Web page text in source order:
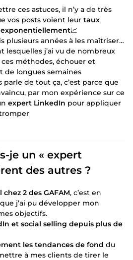
ces astuces, il n’y a de très
vos posts voient leur taux
📈
plusieurs années à les maîtriser…
lesquelles j’ai vu de nombreux
méthodes, échouer et
de longues semaines
parle de tout ça, c’est parce que
par mon expérience sur ce
expert LinkedIn pour appliquer
je un « expert
des autres ?
2 des GAFAM, c’est en
j’ai pu développer mon
objectifs.
et social selling depuis plus de
les tendances de fond du
à mes clients de tirer le